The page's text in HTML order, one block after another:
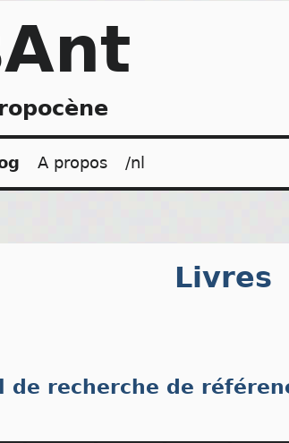
A propos /nl
Livres
de recherche de